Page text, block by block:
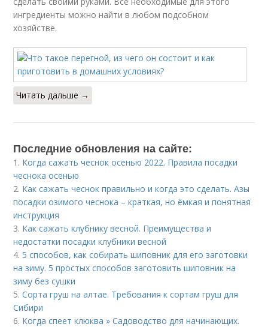
ингредиенты можно найти в любом подсобном
хозяйстве.
Читать дальше →
Последние обновления на сайте:
1. Когда сажать чеснок осенью 2022. Правила посадки
чеснока осенью
2. Как сажать чеснок правильно и когда это сделать. Азы
посадки озимого чеснока – краткая, но ёмкая и понятная
инструкция
3. Как сажать клубнику весной. Преимущества и
недостатки посадки клубники весной
4. 5 способов, как собирать шиповник для его заготовки
на зиму. 5 простых способов заготовить шиповник на
зиму без сушки
5.Сорта груш на алтае. Требования к сортам груш для
Сибири
6. Когда спеет клюква » Садоводство для начинающих.